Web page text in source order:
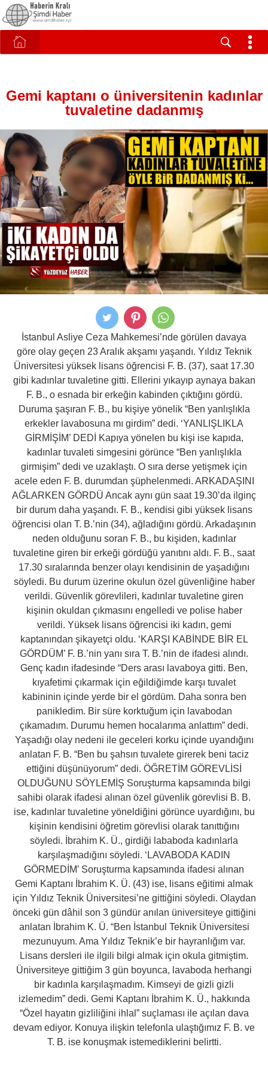
Gemi kaptanı o üniversitenin kadınlar
tuvaletine dadanmış
İstanbul Asliye Ceza Mahkemesi’nde görülen davaya
göre olay geçen 23 Aralık akşamı yaşandı. Yıldız Teknik
Üniversitesi yüksek lisans öğrencisi F. B. (37), saat 17.30
gibi kadınlar tuvaletine gitti. Ellerini yıkayıp aynaya bakan
F. B., o esnada bir erkeğin kabinden çıktığını gördü.
Duruma şaşıran F. B., bu kişiye yönelik “Ben yanlışlıkla
erkekler lavabosuna mı girdim” dedi. ‘YANLIŞLIKLA
GİRMİŞİM’ DEDİ Kapıya yönelen bu kişi ise kapıda,
kadınlar tuvaleti simgesini görünce “Ben yanlışlıkla
girmişim” dedi ve uzaklaştı. O sıra derse yetişmek için
acele eden F. B. durumdan şüphelenmedi. ARKADAŞINI
AĞLARKEN GÖRDÜ Ancak aynı gün saat 19.30’da ilginç
bir durum daha yaşandı. F. B., kendisi gibi yüksek lisans
öğrencisi olan T. B.’nin (34), ağladığını gördü. Arkadaşının
neden olduğunu soran F. B., bu kişiden, kadınlar
tuvaletine giren bir erkeği gördüğü yanıtını aldı. F. B., saat
17.30 sıralarında benzer olayı kendisinin de yaşadığını
söyledi. Bu durum üzerine okulun özel güvenliğine haber
verildi. Güvenlik görevlileri, kadınlar tuvaletine giren
kişinin okuldan çıkmasını engelledi ve polise haber
verildi. Yüksek lisans öğrencisi iki kadın, gemi
kaptanından şikayetçi oldu. ‘KARŞI KABİNDE BİR EL
GÖRDÜM’ F. B.’nin yanı sıra T. B.’nin de ifadesi alındı.
Genç kadın ifadesinde “Ders arası lavaboya gitti. Ben,
kıyafetimi çıkarmak için eğildiğimde karşı tuvalet
kabininin içinde yerde bir el gördüm. Daha sonra ben
panikledim. Bir süre korktuğum için lavabodan
çıkamadım. Durumu hemen hocalarıma anlattım” dedi.
Yaşadığı olay nedeni ile geceleri korku içinde uyandığını
anlatan F. B. “Ben bu şahsın tuvalete girerek beni taciz
ettiğini düşünüyorum” dedi. ÖĞRETİM GÖREVLİSİ
OLDUĞUNU SÖYLEMİŞ Soruşturma kapsamında bilgi
sahibi olarak ifadesi alınan özel güvenlik görevlisi B. B.
ise, kadınlar tuvaletine yöneldiğini görünce uyardığını, bu
kişinin kendisini öğretim görevlisi olarak tanıttığını
söyledi. İbrahim K. Ü., girdiği lababoda kadınlarla
karşılaşmadığını söyledi. ‘LAVABODA KADIN
GÖRMEDİM’ Soruşturma kapsamında ifadesi alınan
Gemi Kaptanı İbrahim K. Ü. (43) ise, lisans eğitimi almak
için Yıldız Teknik Üniversitesi’ne gittiğini söyledi. Olaydan
önceki gün dâhil son 3 gündür anılan üniversiteye gittiğini
anlatan İbrahim K. Ü. “Ben İstanbul Teknik Üniversitesi
mezunuyum. Ama Yıldız Teknik’e bir hayranlığım var.
Lisans dersleri ile ilgili bilgi almak için okula gitmiştim.
Üniversiteye gittiğim 3 gün boyunca, lavaboda herhangi
bir kadınla karşılaşmadım. Kimseyi de gizli gizli
izlemedim” dedi. Gemi Kaptanı İbrahim K. Ü., hakkında
“Özel hayatın gizliliğini ihlal” suçlaması ile açılan dava
devam ediyor. Konuya ilişkin telefonla ulaştığımız F. B. ve
T. B. ise konuşmak istemediklerini belirtti.